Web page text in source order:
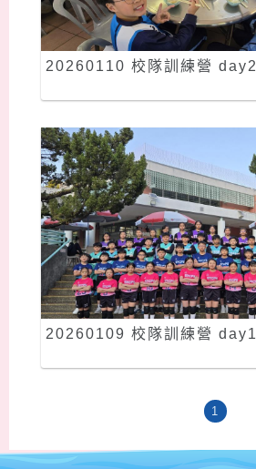
20260110 校隊訓練營 day2
20260109 校隊訓練營 day1
1